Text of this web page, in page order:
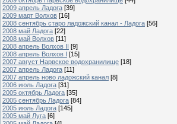
2009 апрель Ладога [39]
2009 март Волхов [16]
2008 сентябрь старо ладожский канал - Ладога [56]
2008 май Ладога [22]
2008 май Волхов [11]
2008 апрель Волхов II [9]
2008 апрель Волхов I [15]
2007 август Нарвское водохранилище [18]
2007 апрель Ладога [11]
2007 апрель ново ладожский канал [8]
2006 июль Ладога [31]
2005 октябрь Ладога [35]
2005 сентябрь Ладога [84]
2005 июль Ладога [145]
2005 май Луга [6]